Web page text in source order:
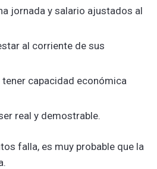
jornada y salario ajustados al
al corriente de sus
tener capacidad económica
real y demostrable.
falla, es muy probable que la